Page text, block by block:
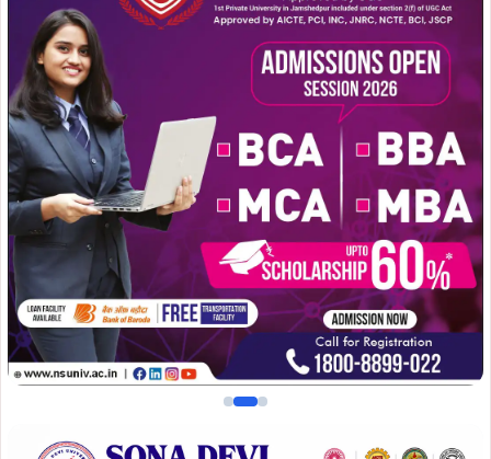
मनमोहन सिंह ने बताया कि झारखंड राज्य आवास बोर्ड ने वर्ष 1980 में
आदित्यपुर में ईडब्ल्यूएस के 216 आवासों का आवंटन किया था. लगभग
45 वर्षों से परिवार यहां रह रहे हैं, लेकिन मालिकाना हक अब तक नहीं
मिल सका है. इसके विपरीत, इसी क्षेत्र में स्थित एस-टाइप, आई-टाइप,
आर-टाइप, ओल्ड एम-टाइप और जनता फ्लैट के लाभुकों को बोर्ड ने
Hire Purchase Agreement के माध्यम से मालिकाना हक प्रदान कर
दिया है, जिसकी योजना का ईडब्ल्यूएस परिवार भी लगातार इंतजार कर